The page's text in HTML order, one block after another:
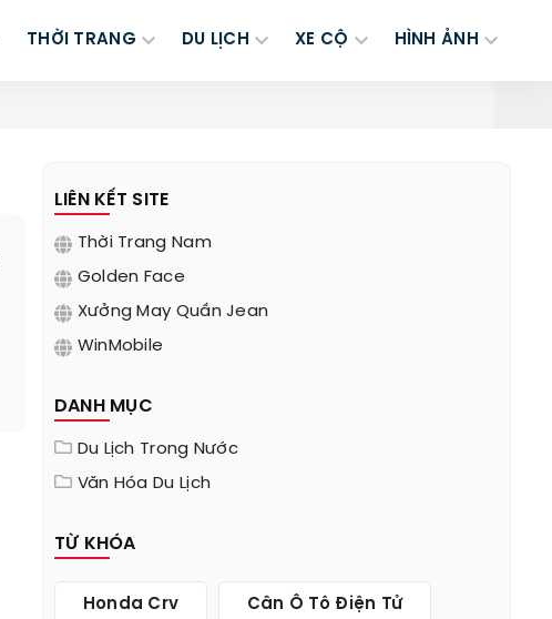
THỜI TRANG DU LỊCH XE CỘ HÌNH ẢNH
LIÊN KẾT SITE
Thời Trang Nam
Golden Face
Xưởng May Quần Jean
WinMobile
DANH MỤC
Du Lịch Trong Nước
Văn Hóa Du Lịch
TỪ KHÓA
Honda Crv Cân Ô Tô Điện Tử